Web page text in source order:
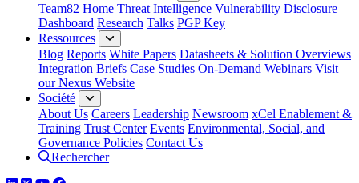
Team82 Home Threat Intelligence Vulnerability Disclosure
Dashboard Research Talks PGP Key
Ressources
Blog Reports White Papers Datasheets & Solution Overviews
Integration Briefs Case Studies On-Demand Webinars Visit
our Nexus Website
Société
About Us Careers Leadership Newsroom xCel Enablement &
Training Trust Center Events Environmental, Social, and
Governance Policies Contact Us
Rechercher